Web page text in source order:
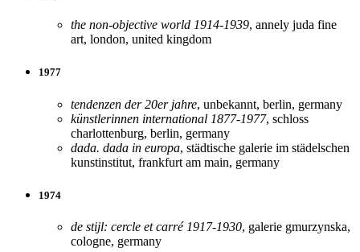
the non-objective world 1914-1939, annely juda fine
art, london, united kingdom
1977
tendenzen der 20er jahre, unbekannt, berlin, germany
künstlerinnen international 1877-1977, schloss
charlottenburg, berlin, germany
dada. dada in europa, städtische galerie im städelschen
kunstinstitut, frankfurt am main, germany
1974
de stijl: cercle et carré 1917-1930, galerie gmurzynska,
cologne, germany